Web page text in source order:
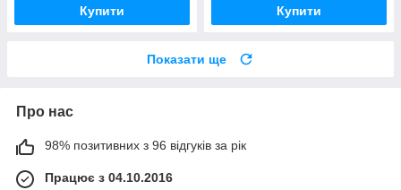
Купити Купити
Показати ще
Про нас
98% позитивних з 96 відгуків за рік
Працює з 04.10.2016